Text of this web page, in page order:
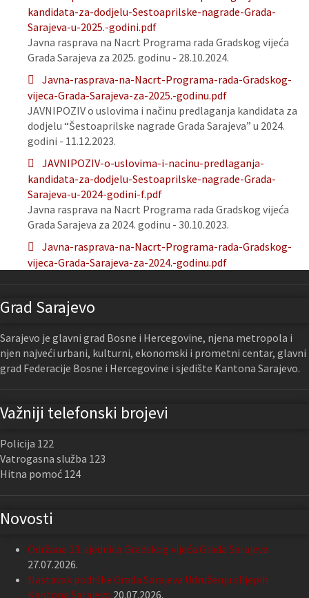
kandidata-za-dodjelu-Sestoaprilske-nagrade-Grada-
Sarajeva-u-2025.-godini.pdf
Javna rasprava na Nacrt Programa rada Gradskog vijeća
Grada Sarajeva za 2025. godinu - 28.10.2024.
Javna-rasprava-na-Nacrt-Programa-rada-Gradskog-
vijeca-Grada-Sarajeva-za-2025.-godinu.pdf
JAVNIPOZIV o uslovima i načinu predlaganja kandidata za
dodjelu “Šestoaprilske nagrade Grada Sarajeva” u 2024.
godini - 11.12.2023.
JAVNIPOZIV-o-uslovima-i-nacinu-predlaganja-
kandidata-za-dodjelu-Sestoaprilske-nagrade-Grada-
Sarajeva-u-2024-godini-f.pdf
Javna rasprava na Nacrt Programa rada Gradskog vijeća
Grada Sarajeva za 2024. godinu - 30.10.2023.
Javna-rasprava-na-Nacrt-Programa-rada-Gradskog-
vijeca-Grada-Sarajeva-za-2024.-godinu.pdf
Grad Sarajevo
Sarajevo je glavni grad Bosne i Hercegovine, njena metropola i
njen najveći urbani, kulturni, ekonomski i prometni centar, glavni
grad Federacije Bosne i Hercegovine i sjedište Kantona Sarajevo.
Važniji telefonski brojevi
Policija 122
Vatrogasna služba 123
Hitna pomoć 124
Novosti
Održana 13. sjednica Gradskog vijeća Grada Sarajeva
27.07.2026.
Nastavak podrške Grada Sarajeva Udruženju slijepih
Kantona Sarajevo 20.07.2026.